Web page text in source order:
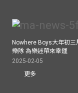
Nowhere Boys大年初
樂隊 為樂迷帶來幸運
2025-02-05
更多